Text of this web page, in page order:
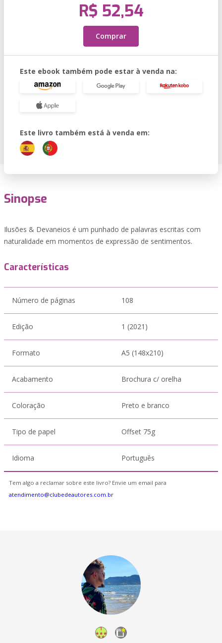
R$ 52,54
Comprar
Este ebook também pode estar à venda na:
Este livro também está à venda em:
Sinopse
Ilusões & Devaneios é um punhado de palavras escritas com
naturalidade em momentos de expressão de sentimentos.
Características
Número de páginas 108
Edição 1 (2021)
Formato A5 (148x210)
Acabamento Brochura c/ orelha
Coloração Preto e branco
Tipo de papel Offset 75g
Idioma Português
Tem algo a reclamar sobre este livro? Envie um email para
atendimento@clubedeautores.com.br